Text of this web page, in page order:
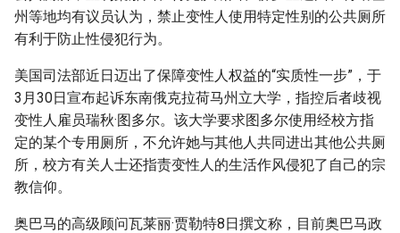
州等地均有议员认为，禁止变性人使用特定性别的公共厕所
有利于防止性侵犯行为。
美国司法部近日迈出了保障变性人权益的“实质性一步”，于
3月30日宣布起诉东南俄克拉荷马州立大学，指控后者歧视
变性人雇员瑞秋·图多尔。该大学要求图多尔使用经校方指
定的某个专用厕所，不允许她与其他人共同进出其他公共厕
所，校方有关人士还指责变性人的生活作风侵犯了自己的宗
教信仰。
奥巴马的高级顾问瓦莱丽·贾勒特8日撰文称，目前奥巴马政